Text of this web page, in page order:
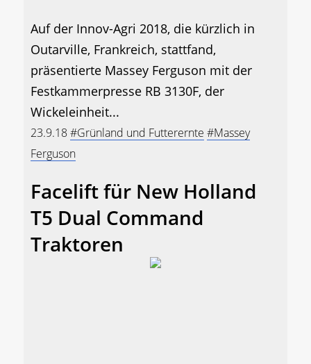
Auf der Innov-Agri 2018, die kürzlich in
Outarville, Frankreich, stattfand,
präsentierte Massey Ferguson mit der
Festkammerpresse RB 3130F, der
Wickeleinheit...
23.9.18#Grünland und Futterernte #Massey
Ferguson
Facelift für New Holland
T5 Dual Command
Traktoren